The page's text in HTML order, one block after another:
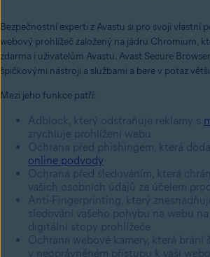
Bezpečnostní experti z Avastu si pro svoji vlastní
webový prohlížeč založený na jádru Chromium,
zdarma i uživatelům Avastu. Avast Secure
špičkovými nástroji a službami a bere v potaz
Mezi jeho funkce patří:
Adblock, který odstraňuje reklamy s
zrychluje prohlížení webu
Ochrana před phishingem, která
online podvody
Ochrana před sledováním, která
vašich osobních údajů za účelem
Anti-Fingerprinting, který
sledování vašeho pohybu na webu
digitální stopy prohlížeče
Ochrana webové kamery, která brání
v neoprávněném přístupu k vaší